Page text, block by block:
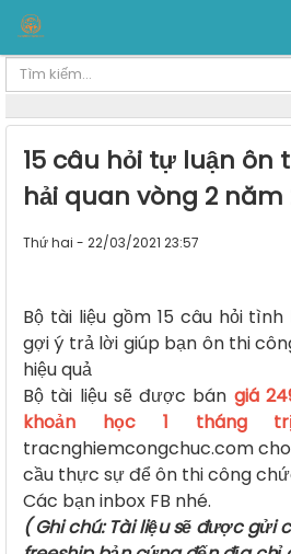
15 câu hỏi tự luận ôn
hải quan vòng 2 năm
Thứ hai - 22/03/2021 23:57
Bộ tài liệu gồm 15 câu hỏi
gợi ý trả lời giúp bạn ôn thi
hiệu quả
Bộ tài liệu sẽ được bán giá
khoản học 1 tháng
tracnghiemcongchuc.com
cầu thực sự để ôn thi công
Các bạn inbox FB nhé.
( Ghi chú: Tài liệu sẽ được gửi